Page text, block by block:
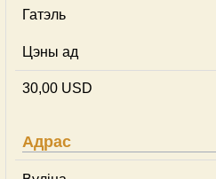
Гатэль
Цэны ад
30,00 USD
Адрас